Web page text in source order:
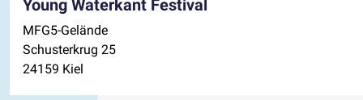
Young Waterkant Festival
MFG5-Gelände
Schusterkrug 25
24159 Kiel